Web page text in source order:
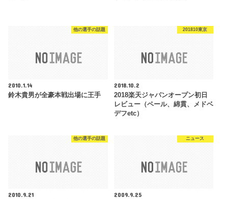
他の選手の話題
2010.1.14
鈴木貴男が全豪本戦出場に王手
201810東京
2018.10.2
2018楽天ジャパンオープン初日
レビュー（ペール、綿貫、メドベ
デフetc）
他の選手の話題
2010.9.21
ニュース
2009.9.25